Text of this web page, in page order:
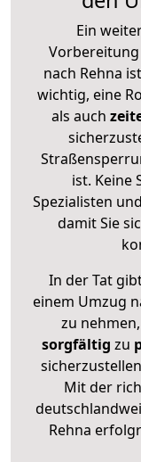
Ein
nach Rehna
wichtig, eine
als auch
ist. Keine
Spezialisten
damit Sie
In der Tat
einem Umzug
zu
sorgfältig zu
Mit der
Rehna